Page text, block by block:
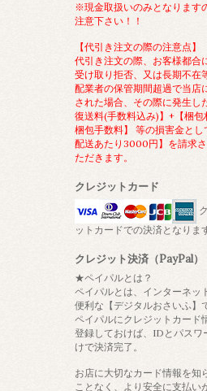
※現金取扱いのみとなります
注意下さい！！
【代引き注文の際の注意点】
代引き注文の際、お客様都合
受け取り拒否、又は長期不在
配業者の保管期間超過で当店
された場合、その際に発生し
復送料(手数料込み)】+【梱包
梱包手数料】 等の損害金とし
配送あたり3000円】を請求
ただきます。
クレジットカード
ットカードでの決済となりま
クレジット決済（PayPal）
★ペイパルとは？
ペイパルとは、インターネッ
便利な【デジタルおさいふ】
ペイパルにクレジットカード
登録しておけば、IDとパスワ
けで決済完了。
お店に大切なカード情報を知
ことなく、より安全に支払い